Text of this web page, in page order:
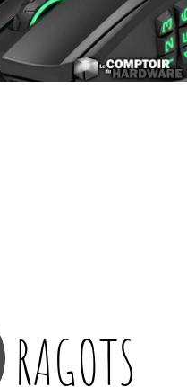
RAGOTS